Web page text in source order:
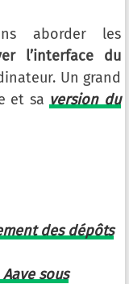
aborder les
l’interface du
Un grand
et sa version du
des dépôts
sous